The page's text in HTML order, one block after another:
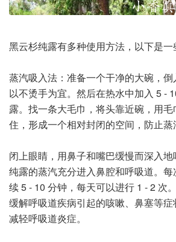
黑云杉纯露有多种使用方法，以下是一
蒸汽吸入法：准备一个干净的大碗，
以不烫手为宜。然后在热水中加入 5 -
露。找一条大毛巾，将头靠近碗，用
住，形成一个相对封闭的空间，防止蒸
闭上眼睛，用鼻子和嘴巴缓慢而深入
纯露的蒸汽充分进入鼻腔和呼吸道。
续 5 - 10 分钟，每天可以进行 1 - 2 次
缓解呼吸道疾病引起的咳嗽、鼻塞等症
减轻呼吸道炎症。